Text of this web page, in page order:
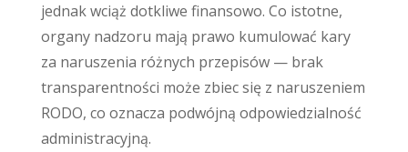
jednak wciąż dotkliwe finansowo. Co istotne,
organy nadzoru mają prawo kumulować kary
za naruszenia różnych przepisów — brak
transparentności może zbiec się z naruszeniem
RODO, co oznacza podwójną odpowiedzialność
administracyjną.